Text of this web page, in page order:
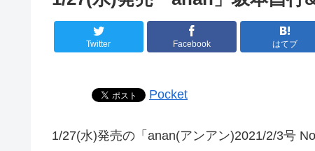
Twitter Facebook はてブ
Pocket
1/27(水)発売の「anan(アンアン)2021/2/3号